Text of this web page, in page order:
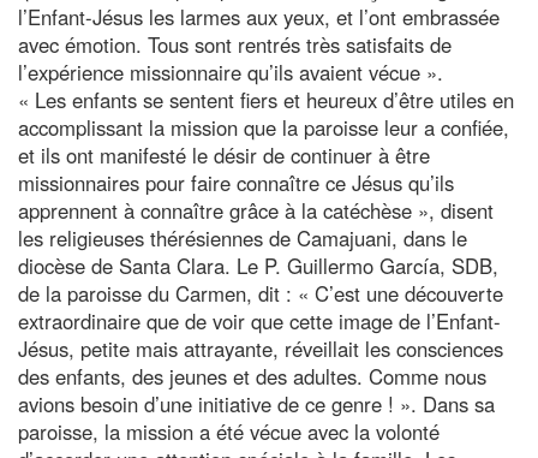
l’Enfant-Jésus les larmes aux yeux, et l’ont embrassée
avec émotion. Tous sont rentrés très satisfaits de
l’expérience missionnaire qu’ils avaient vécue ».
« Les enfants se sentent fiers et heureux d’être utiles en
accomplissant la mission que la paroisse leur a confiée,
et ils ont manifesté le désir de continuer à être
missionnaires pour faire connaître ce Jésus qu’ils
apprennent à connaître grâce à la catéchèse », disent
les religieuses thérésiennes de Camajuani, dans le
diocèse de Santa Clara. Le P. Guillermo García, SDB,
de la paroisse du Carmen, dit : « C’est une découverte
extraordinaire que de voir que cette image de l’Enfant-
Jésus, petite mais attrayante, réveillait les consciences
des enfants, des jeunes et des adultes. Comme nous
avions besoin d’une initiative de ce genre ! ». Dans sa
paroisse, la mission a été vécue avec la volonté